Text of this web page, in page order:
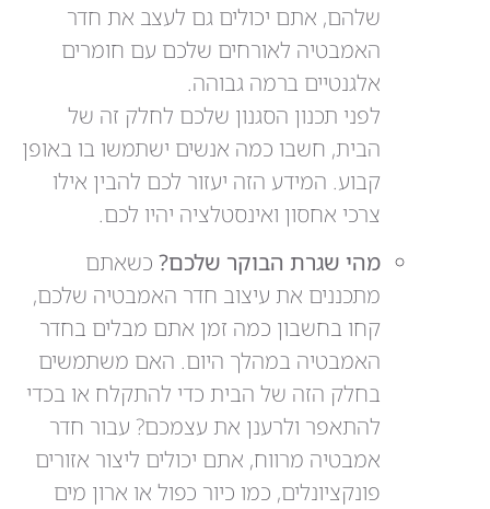
שלהם, אתם יכולים גם לעצב את חדר
האמבטיה לאורחים שלכם עם חומרים
אלגנטיים ברמה גבוהה.
לפני תכנון הסגנון שלכם לחלק זה של
הבית, חשבו כמה אנשים ישתמשו בו באופן
קבוע. המידע הזה יעזור לכם להבין אילו
צרכי אחסון ואינסטלציה יהיו לכם.
מהי שגרת הבוקר שלכם? כשאתם
מתכננים את עיצוב חדר האמבטיה שלכם,
קחו בחשבון כמה זמן אתם מבלים בחדר
האמבטיה במהלך היום. האם משתמשים
בחלק הזה של הבית כדי להתקלח או בכדי
להתאפר ולרענן את עצמכם? עבור חדר
אמבטיה מרווח, אתם יכולים ליצור אזורים
פונקציונלים, כמו כיור כפול או ארון מים